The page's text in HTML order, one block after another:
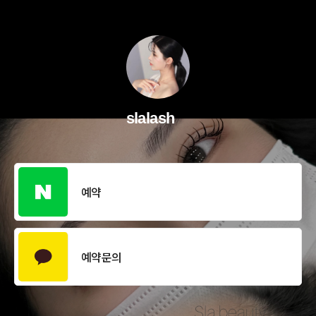
slalash
예약
예약문의